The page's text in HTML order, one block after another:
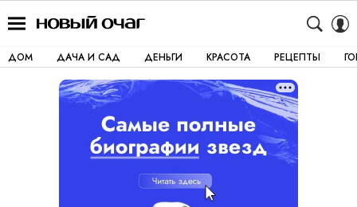
ДОМ ДАЧА И САД ДЕНЬГИ КРАСОТА РЕЦЕПТЫ